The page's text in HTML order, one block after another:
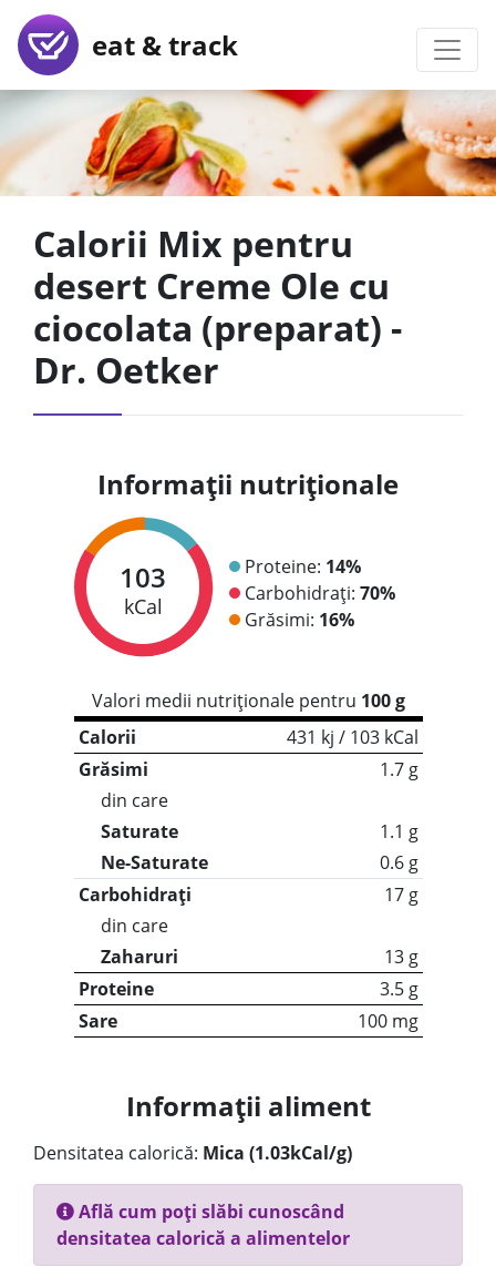
eat & track
Calorii Mix pentru
desert Creme Ole cu
ciocolata (preparat) -
Dr. Oetker
Informații nutriționale
103
kCal
Proteine: 14%
Carbohidrați: 70%
Grăsimi: 16%
Valori medii nutriționale pentru 100 g
Calorii
431 kj / 103 kCal
Grăsimi
1.7 g
din care
Saturate
1.1 g
Ne-Saturate
0.6 g
Carbohidrați
17 g
din care
Zaharuri
13 g
Proteine
3.5 g
Sare
100 mg
Informații aliment
Densitatea calorică: Mica (1.03kCal/g)
Află cum poți slăbi cunoscând
densitatea calorică a alimentelor